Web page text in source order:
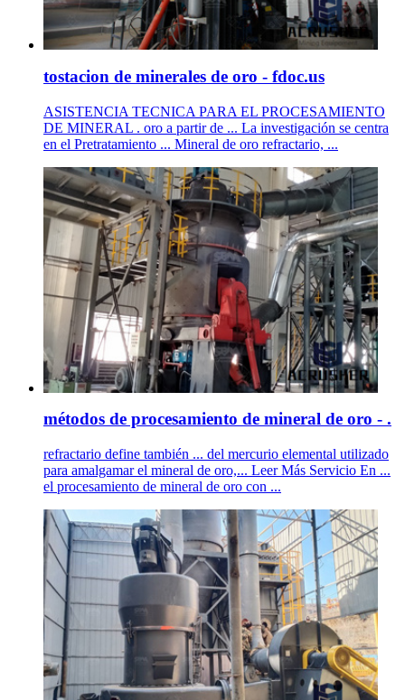
tostacion de minerales de oro - fdoc.us
ASISTENCIA TECNICA PARA EL PROCESAMIENTO
DE MINERAL . oro a partir de ... La investigación se centra
en el Pretratamiento ... Mineral de oro refractario, ...
métodos de procesamiento de mineral de oro - .
refractario define también ... del mercurio elemental utilizado
para amalgamar el mineral de oro,... Leer Más Servicio En ...
el procesamiento de mineral de oro con ...